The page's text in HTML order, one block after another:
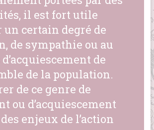
il est fort utile
un certain degré de
de sympathie ou au
de
de la population.
de ce genre de
ou d’acquiescement
enjeux de l’action